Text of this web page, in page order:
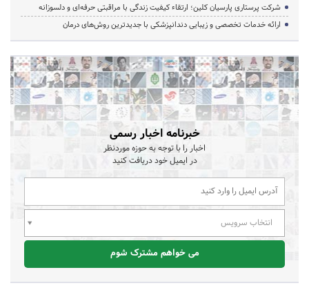
شرکت پرستاری پارسیان کلین؛ ارتقاء کیفیت زندگی با مراقبتی حرفه‌ای و دلسوزانه
ارائه خدمات تخصصی و زیبایی دندانپزشکی با جدیدترین روش‌های درمان
خبرنامه اخبار رسمی
اخبار را با توجه به حوزه موردنظر
در ایمیل خود دریافت کنید
انتخاب سرویس
می خواهم مشترک شوم